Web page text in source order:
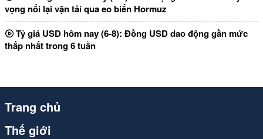
vọng nối lại vận tải qua eo biển Hormuz
Tỷ giá USD hôm nay (6-8): Đồng USD dao động gần mức
thấp nhất trong 6 tuần
Trang chủ
Thế giới